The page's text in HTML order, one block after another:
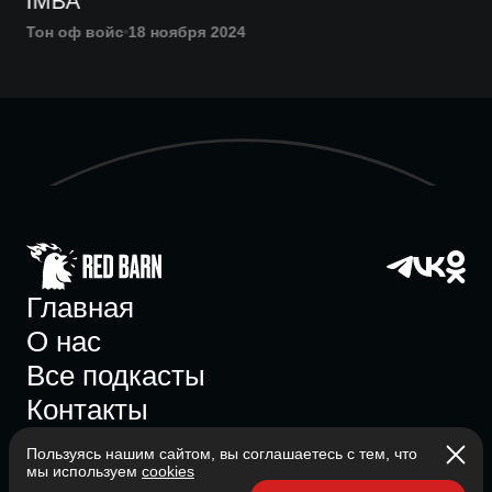
Тон оф войс 18 ноября 2024
Главная
О нас
Все подкасты
Контакты
Пользуясь нашим сайтом, вы соглашаетесь с тем, что
мы используем cookies